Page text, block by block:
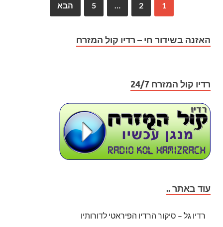
1
2
…
5 הבא
האזנה בשידור חי – רדיו קול המזרח
רדיו קול המזרח 24/7
עוד באתר ..
רדיו גל – סיקור הרדיו הפיראטי לדורותיו